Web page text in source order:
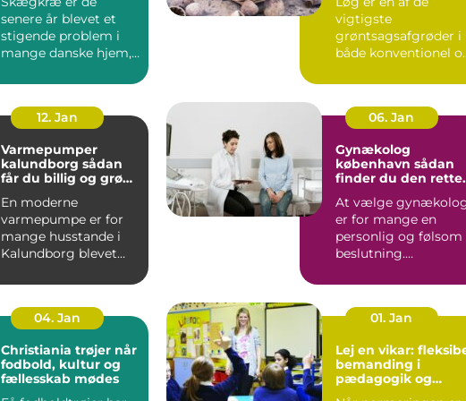
senere år blevet et
stigende problem i
mange danske hjem,
undtagels...
vigtigste
grøntsagsafgrøder i
både konventionel
Når en avle...
12. Jan
Varmepumper
kalundborg sådan
får du billig og grøn
En moderne
varmepumpe er for
mange husstande i
Kalundborg blevet
varmeregning...
06. Jan
Gynækolog
københavn sådan
finder du den rette
At vælge
er for mange en
personlig og følsom
beslutning.
behandlinger for...
04. Jan
Christiania trøjer når
fodbold, kultur og
fællesskab mødes
01. Jan
Lej en vikar:
bemanding i
pædagogik og